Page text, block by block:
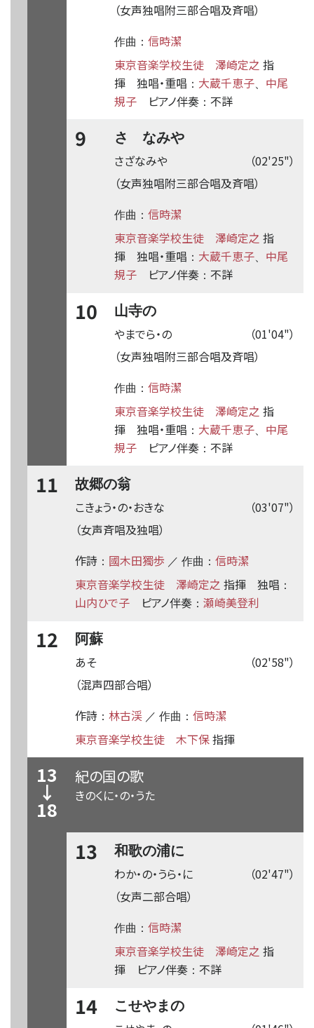
（女声独唱附三部合唱及斉唱）
作曲： 信時潔
東京音楽学校生徒
澤崎定之 指
揮
独唱・重唱 ： 大蔵千恵子
中尾
規子
ピアノ伴奏 ： 不詳
9 さゞなみや
（02'25"）
さざなみや
（女声独唱附三部合唱及斉唱）
作曲： 信時潔
東京音楽学校生徒
澤崎定之 指
揮
独唱・重唱 ： 大蔵千恵子
中尾
規子
ピアノ伴奏 ： 不詳
10 山寺の
（01'04"）
やまでら・の
（女声独唱附三部合唱及斉唱）
作曲： 信時潔
東京音楽学校生徒
澤崎定之 指
揮
独唱・重唱 ： 大蔵千恵子
中尾
規子
ピアノ伴奏 ： 不詳
11 故郷の翁
（03'07"）
こきょう・の・おきな
（女声斉唱及独唱）
作詩 ： 國木田獨歩 ／ 作曲： 信時潔
東京音楽学校生徒
澤崎定之 指揮 独唱 ：
山内ひで子 ピアノ伴奏 ： 瀬崎美登利
12 阿蘇
（02'58"）
あそ
（混声四部合唱）
作詩 ： 林古渓 ／ 作曲： 信時潔
東京音楽学校生徒
木下保指揮
13
↓
18
紀の国の歌
きのくに・の・うた
13 和歌の浦に
（02'47"）
わか・の・うら・に
（女声二部合唱）
作曲： 信時潔
東京音楽学校生徒
澤崎定之 指
揮
ピアノ伴奏 ： 不詳
14 こせやまの